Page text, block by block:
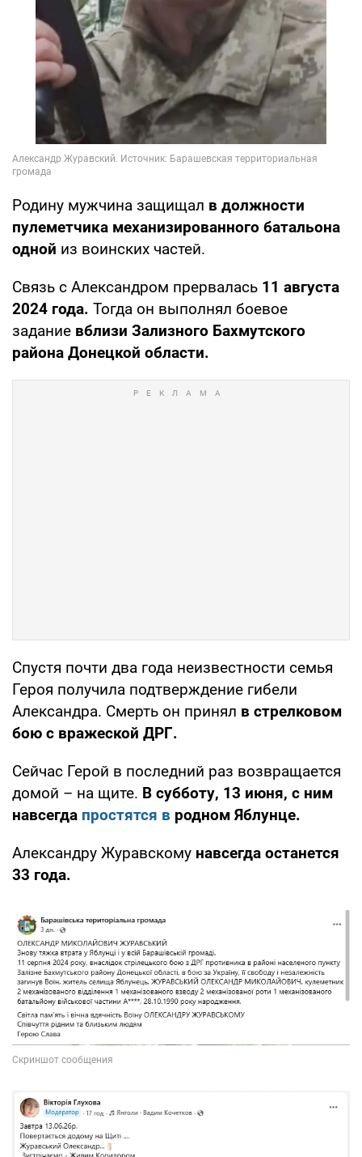
Родину мужчина защищал в должности
пулеметчика механизированного батальона
одной из воинских частей.
Связь с Александром прервалась 11 августа
2024 года. Тогда он выполнял боевое
задание вблизи Зализного Бахмутского
района Донецкой области.
Спустя почти два года неизвестности семья
Героя получила подтверждение гибели
Александра. Смерть он принял в стрелковом
бою с вражеской ДРГ.
Сейчас Герой в последний раз возвращается
домой – на щите. В субботу, 13 июня, с ним
навсегда простятся в родном Яблунце.
Александру Журавскому навсегда останется
33 года.